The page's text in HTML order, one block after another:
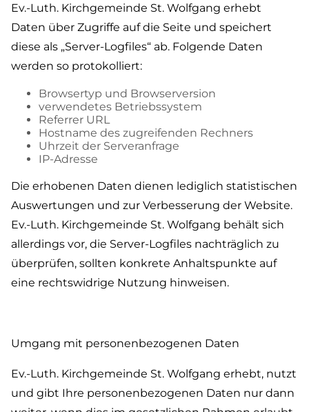
Ev.-Luth. Kirchgemeinde St. Wolfgang erhebt
Daten über Zugriffe auf die Seite und speichert
diese als „Server-Logfiles“ ab. Folgende Daten
werden so protokolliert:
Browsertyp und Browserversion
verwendetes Betriebssystem
Referrer URL
Hostname des zugreifenden Rechners
Uhrzeit der Serveranfrage
IP-Adresse
Die erhobenen Daten dienen lediglich statistischen
Auswertungen und zur Verbesserung der Website.
Ev.-Luth. Kirchgemeinde St. Wolfgang behält sich
allerdings vor, die Server-Logfiles nachträglich zu
überprüfen, sollten konkrete Anhaltspunkte auf
eine rechtswidrige Nutzung hinweisen.
Umgang mit personenbezogenen Daten
Ev.-Luth. Kirchgemeinde St. Wolfgang erhebt, nutzt
und gibt Ihre personenbezogenen Daten nur dann